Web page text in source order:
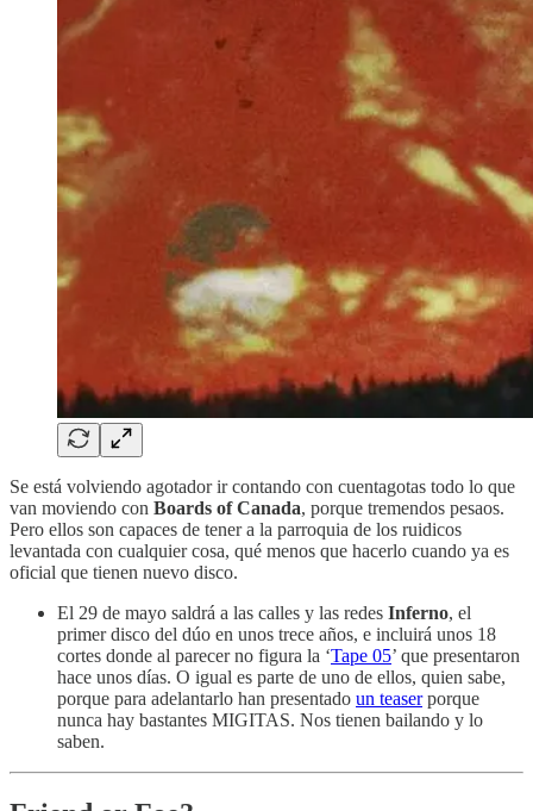
Se está volviendo agotador ir contando con cuentagotas todo lo que
van moviendo con Boards of Canada, porque tremendos pesaos.
Pero ellos son capaces de tener a la parroquia de los ruidicos
levantada con cualquier cosa, qué menos que hacerlo cuando ya es
oficial que tienen nuevo disco.
El 29 de mayo saldrá a las calles y las redes Inferno, el
primer disco del dúo en unos trece años, e incluirá unos 18
cortes donde al parecer no figura la ‘Tape 05’ que presentaron
hace unos días. O igual es parte de uno de ellos, quien sabe,
porque para adelantarlo han presentado un teaserporque
nunca hay bastantes MIGITAS. Nos tienen bailando y lo
saben.